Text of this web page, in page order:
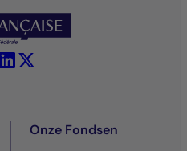
- La Française
LinkedIn - La Française
Onze Fondsen